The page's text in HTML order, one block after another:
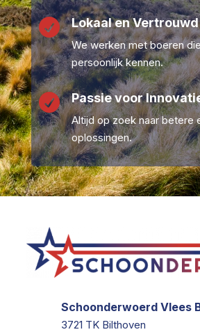
 Lokaal en Vertrouwd
We werken met boeren
persoonlijk kennen.
 Passie voor
Altijd op zoek naar betere
oplossingen.
Schoonderwoerd Vlees
3721 TK Bilthoven